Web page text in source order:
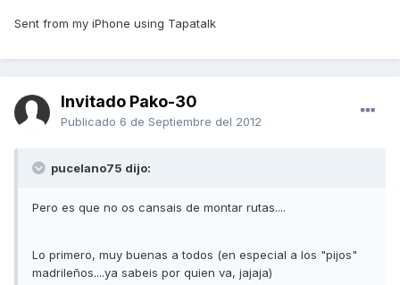
Sent from my iPhone using Tapatalk
Invitado Pako-30
Publicado 6 de Septiembre del 2012
pucelano75 dijo:
Pero es que no os cansais de montar rutas....
Lo primero, muy buenas a todos (en especial a los "pijos"
madrileños....ya sabeis por quien va, jajaja)